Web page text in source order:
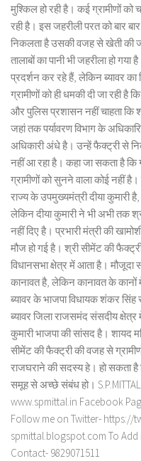
मुश्किल हो रही है। कई ग्रामीणों को
रही है। इस जहरीली परत को बार
निकलता है उसकी वजह से खेती
तालाबों का पानी भी जहरीला हो
प्रदर्शन कर रहे हैं, लेकिन ब्यावर
ग्रामीणों को ही धमकी दी जा रही
और पुलिस प्रशासन नहीं चाहता कि
जहां तक पर्यावरण विभाग के
अधिकारी अंधे है। उन्हें फैक्ट्री से
नहीं आ रहा है। कहा जा सकता है कि
ग्रामीणों को सुनने वाला कोई नहीं
राज्य के उपमुख्यमंत्री दीया कुमारी
लेकिन दीया कुमारी ने भी अभी तक
नहीं दिए है। प्रभारी मंत्री की
मौज हो गई है। श्री सीमेंट की
विधानसभा क्षेत्र में आता है। मौजूदा
कानावत है, लेकिन कानावत के कानों
ब्यावर के भाजपा विधायक शंकर सिंह
ब्यावर जिला राजसमंद संसदीय
कुमारी भाजपा की सांसद है। शायद
सीमेंट की फैक्ट्री की वजह से
राजघराने की सदस्य हे। हो सकता है
समूह से अच्छे संबंध हो।
www.spmittal.in Facebook
Follow me on Twitter- https://
spmittal.blogspot.com To Add
Contact- 9829071511